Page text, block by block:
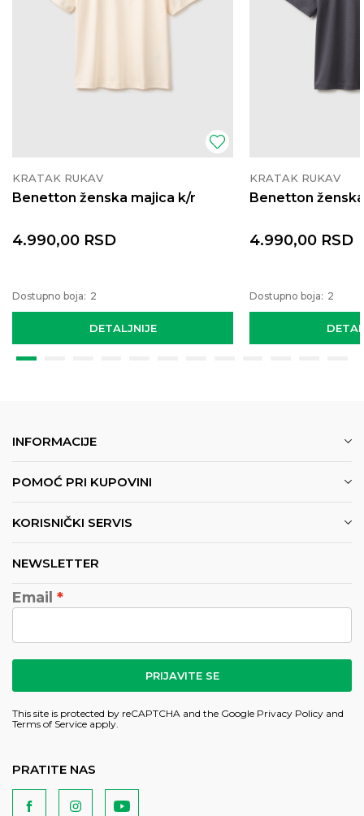
KRATAK RUKAV
Benetton ženska majica k/r
DETALJNIJE
4.990,00 RSD
Dostupno boja: 2
KRATAK RUKAV
Benetton
4.990,00 RSD
Dostupno boja: 2
INFORMACIJE
POMOĆ PRI KUPOVINI
KORISNIČKI SERVIS
NEWSLETTER
Email
PRIJAVITE SE
This site is protected by reCAPTCHA and the Google Privacy Policy and
Terms of Service apply.
PRATITE NAS